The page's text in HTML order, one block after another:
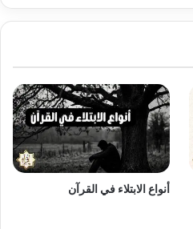
أنواع الابتلاء في القرآن